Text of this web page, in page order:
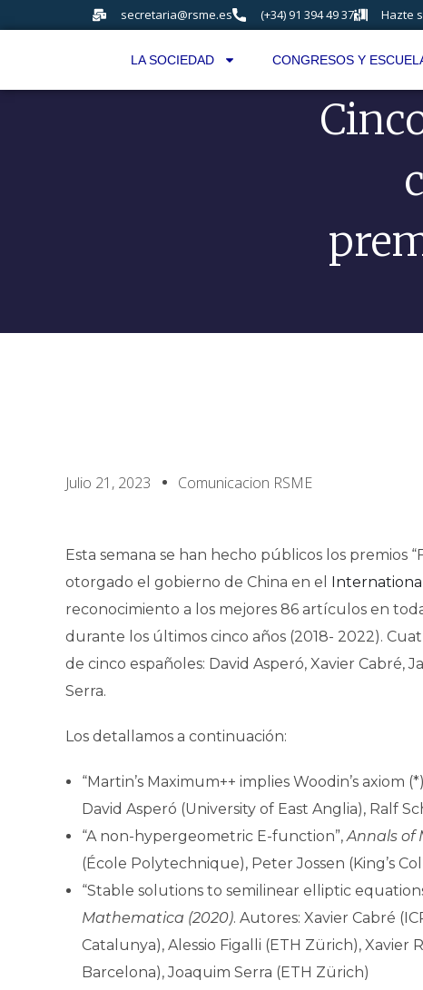
secretaria@rsme.es (+34) 91 394 49 37 Hazte
LA SOCIEDAD CONGRESOS Y
Julio 21, 2023 Comunicacion RSME
Esta semana se han hecho públicos los premios
otorgado el gobierno de China en el
reconocimiento a los mejores 86 artículos en
durante los últimos cinco años (2018- 2022).
de cinco españoles: David Asperó, Xavier Cabré,
Serra.
Los detallamos a continuación:
“Martin’s Maximum++ implies Woodin’s axiom
David Asperó (University of East Anglia), Ralf
“A non-hypergeometric E-function”,Annals of
(École Polytechnique), Peter Jossen (King’s
“Stable solutions to semilinear elliptic
Mathematica (2020). Autores: Xavier Cabré
Catalunya), Alessio Figalli (ETH Zürich), Xavier
Barcelona), Joaquim Serra (ETH Zürich)